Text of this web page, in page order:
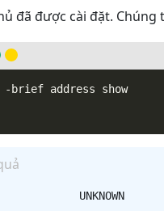
đã được cài đặt.
UNKNOWN